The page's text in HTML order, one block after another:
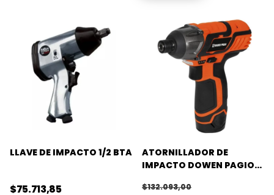
LLAVE DE IMPACTO 1/2 BTA
$75.713,85
ATORNILLADOR DE
IMPACTO DOWEN PAGIO
$132.093,00